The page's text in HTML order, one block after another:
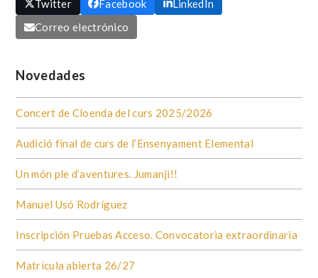
Twitter Facebook
LinkedIn
Correo electrónico
Novedades
Concert de Cloenda del curs 2025/2026
Audició final de curs de l’Ensenyament Elemental
Un món ple d’aventures. Jumanji!!
Manuel Usó Rodríguez
Inscripción Pruebas Acceso. Convocatoria extraordinaria
Matrícula abierta 26/27